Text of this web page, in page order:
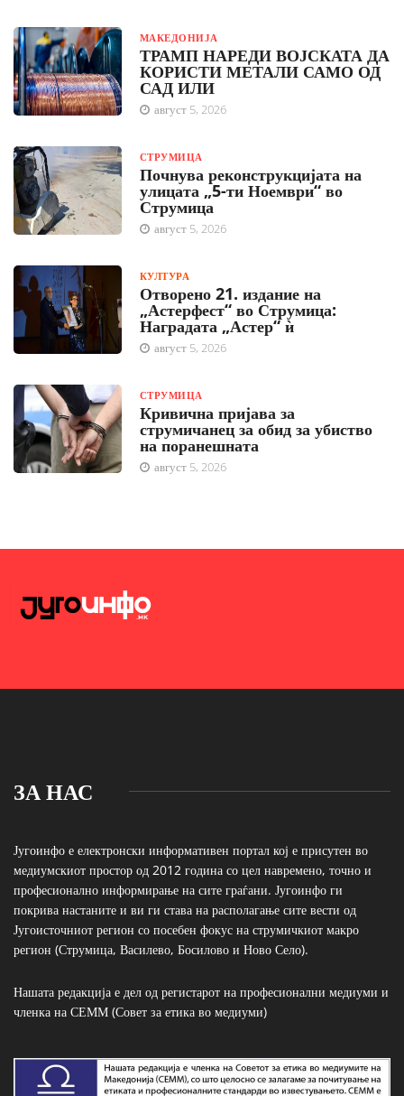
МАКЕДОНИЈА
ТРАМП НАРЕДИ ВОЈСКАТА ДА
КОРИСТИ МЕТАЛИ САМО ОД
САД ИЛИ
август 5, 2026
СТРУМИЦА
Почнува реконструкцијата на
улицата „5-ти Ноември“ во
Струмица
август 5, 2026
КУЛТУРА
Отворено 21. издание на
„Астерфест“ во Струмица:
Наградата „Астер“ ѝ
август 5, 2026
СТРУМИЦА
Кривична пријава за
струмичанец за обид за убиство
на поранешната
август 5, 2026
ЗА НАС
Југоинфо е електронски информативен портал кој е присутен во
медиумскиот простор од 2012 година со цел навремено, точно и
професионално информирање на сите граѓани. Југоинфо ги
покрива настаните и ви ги става на располагање сите вести од
Југоисточниот регион со посебен фокус на струмичкиот макро
регион (Струмица, Василево, Босилово и Ново Село).
Нашата редакција е дел од регистарот на професионални медиуми и
членка на СЕММ (Совет за етика во медиуми)